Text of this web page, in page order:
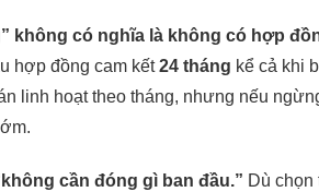
không có nghĩa là không có hợp
hợp đồng cam kết24 tháng kể cả khi
linh hoạt theo tháng, nhưng nếu
cần đóng gì ban đầu.” Dù chọn